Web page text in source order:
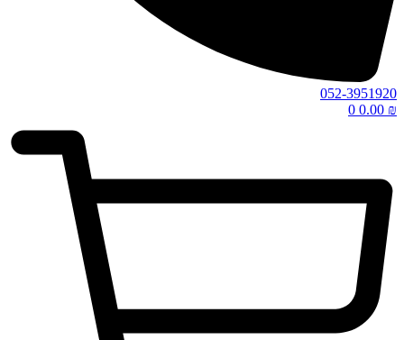
052-3951920
0.00 ₪
0